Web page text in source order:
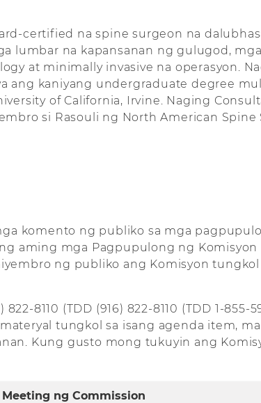
certified na spine surgeon na
lumbar na kapansanan ng gulugod,
at minimally invasive na operasyon.
ang kaniyang undergraduate degree
of California, Irvine. Naging
si Rasouli ng North American
komento ng publiko sa mga
aming mga Pagpupulong ng Komisyon
ng publiko ang Komisyon tungkol
8110 (TDD (916) 822-8110 (TDD 1-855-
tungkol sa isang agenda item,
Kung gusto mong tukuyin ang
ng Commission